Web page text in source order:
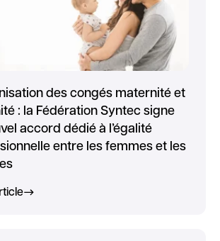
des congés maternité et
: la Fédération Syntec signe
accord dédié à l’égalité
entre les femmes et les